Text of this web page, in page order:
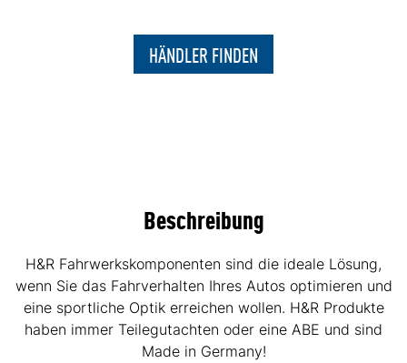
HÄNDLER FINDEN
Beschreibung
H&R Fahrwerkskomponenten sind die ideale Lösung,
wenn Sie das Fahrverhalten Ihres Autos optimieren und
eine sportliche Optik erreichen wollen. H&R Produkte
haben immer Teilegutachten oder eine ABE und sind
Made in Germany!